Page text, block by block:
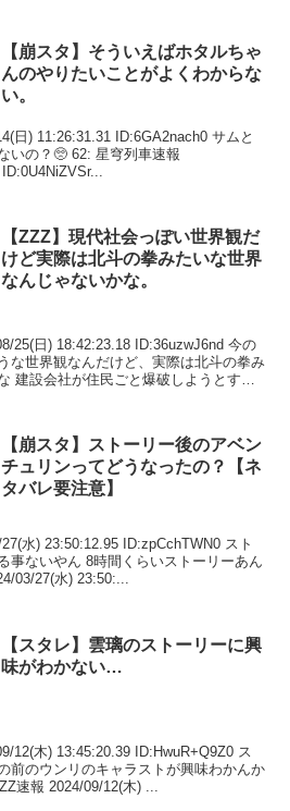
【崩スタ】そういえばホタルちゃ
んのやりたいことがよくわからな
い。
日) 11:26:31.31 ID:6GA2nach0 サムと
いの？🥺 62: 星穹列車速報
【ZZZ】現代社会っぽい世界観だ
けど実際は北斗の拳みたいな世界
なんじゃないかな。
25(日) 18:42:23.18 ID:36uzwJ6nd 今の
な世界観なんだけど、実際は北斗の拳み
建設会社が住民ごと爆破しようとする
【崩スタ】ストーリー後のアベン
チュリンってどうなったの？【ネ
タバレ要注意】
水) 23:50:12.95 ID:zpCchTWN0 スト
事ないやん 8時間くらいストーリーあん
03/27(水) 23:50:...
【スタレ】雲璃のストーリーに興
味がわかない…
12(木) 13:45:20.39 ID:HwuR+Q9Z0 ス
前のウンリのキャラストが興味わかんか
速報 2024/09/12(木) ...